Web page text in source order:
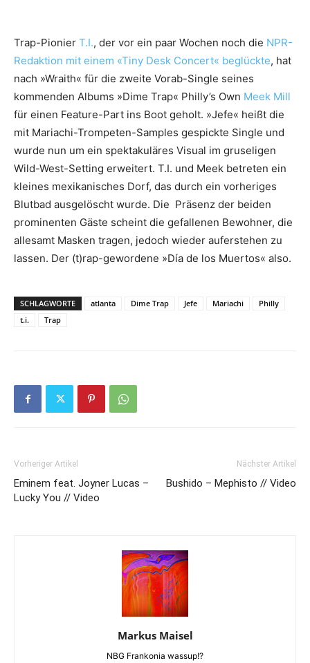
Trap-Pionier T.I., der vor ein paar Wochen noch die NPR-
Redaktion mit einem «Tiny Desk Concert« beglückte, hat
nach »Wraith« für die zweite Vorab-Single seines
kommenden Albums »Dime Trap« Philly’s Own Meek Mill
für einen Feature-Part ins Boot geholt. »Jefe« heißt die
mit Mariachi-Trompeten-Samples gespickte Single und
wurde nun um ein spektakuläres Visual im gruseligen
Wild-West-Setting erweitert. T.I. und Meek betreten ein
kleines mexikanisches Dorf, das durch ein vorheriges
Blutbad ausgelöscht wurde. Die Präsenz der beiden
prominenten Gäste scheint die gefallenen Bewohner, die
allesamt Masken tragen, jedoch wieder auferstehen zu
lassen. Der (t)rap-gewordene »Día de los Muertos« also.
SCHLAGWORTE atlanta Dime Trap Jefe Mariachi
Philly
t.i.
Trap
Vorheriger Artikel
Eminem feat. Joyner Lucas –
Lucky You // Video
Nächster Artikel
Bushido – Mephisto // Video
Markus Maisel
NBG Frankonia wassup!?